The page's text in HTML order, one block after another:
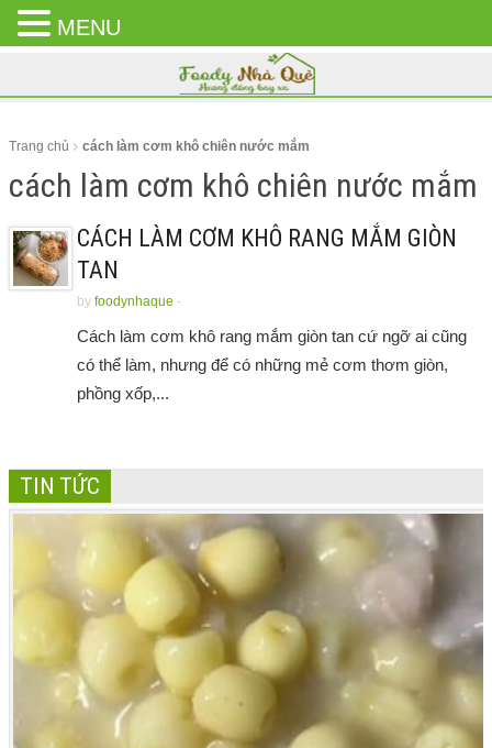
CLOSE
MENU
Trang chủ cách làm cơm khô chiên nước mắm
cách làm cơm khô chiên nước mắm
CÁCH LÀM CƠM KHÔ RANG MẮM GIÒN
TAN
by foodynhaque -
Cách làm cơm khô rang mắm giòn tan cứ ngỡ ai cũng
có thể làm, nhưng để có những mẻ cơm thơm giòn,
phồng xốp,...
TIN TỨC
MENU